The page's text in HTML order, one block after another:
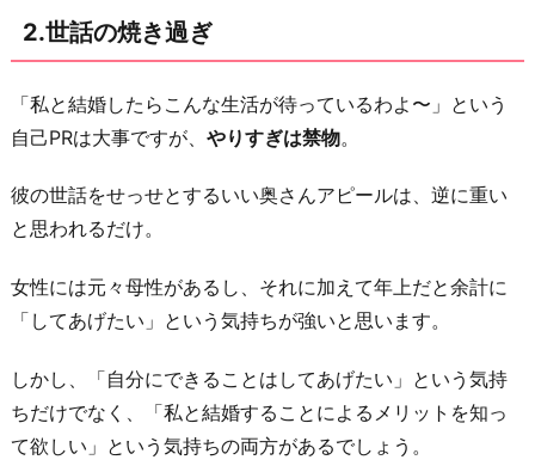
5.
り
を
れ
ま
年
齢
で
2.世話の焼き過ぎ
「私と結婚したらこんな生活が待っているわよ〜」という
自己PRは大事ですが、 やりすぎは禁物。
彼の世話をせっせとするいい奥さんアピールは、逆に重い
と思われるだけ。
女性には元々母性があるし、それに加えて年上だと余計に
「してあげたい」という気持ちが強いと思います。
しかし、「自分にできることはしてあげたい」という気持
ちだけでなく、「私と結婚することによるメリットを知っ
て欲しい」という気持ちの両方があるでしょう。